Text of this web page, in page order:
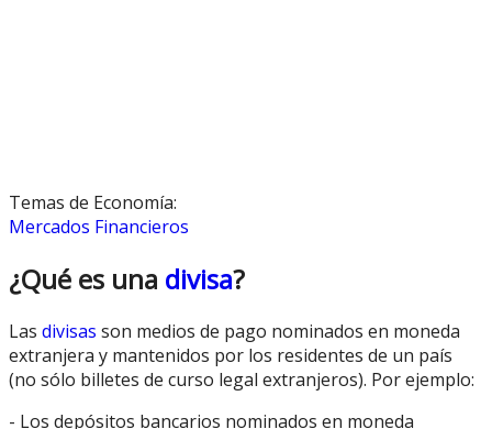
Temas de Economía:
Mercados Financieros
¿Qué es una divisa?
Las divisas son medios de pago nominados en moneda
extranjera y mantenidos por los residentes de un país
(no sólo billetes de curso legal extranjeros). Por ejemplo:
- Los depósitos bancarios nominados en moneda